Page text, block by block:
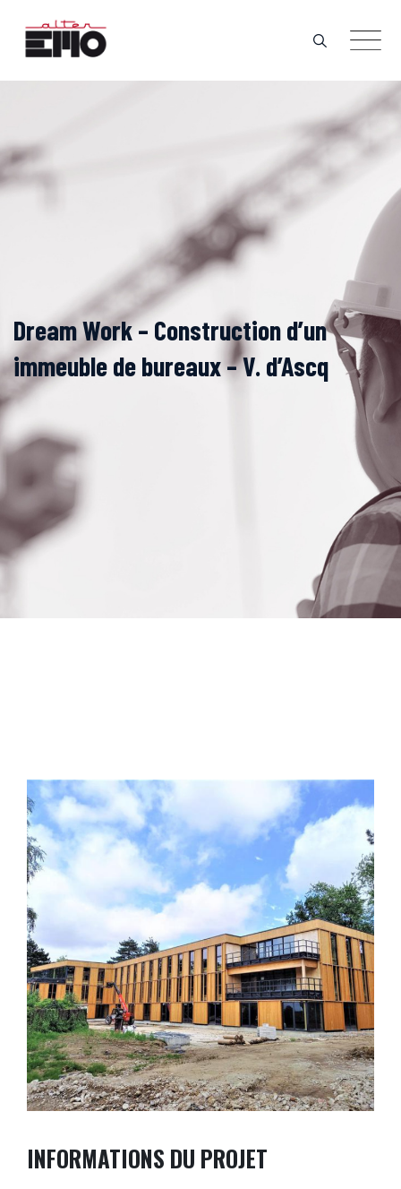
content
Dream Work – Construction d’un
immeuble de bureaux – V. d’Ascq
INFORMATIONS DU PROJET